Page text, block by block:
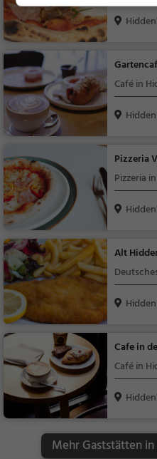
Café in
Pizzeria
Pizzeria
Alt
Cafe in
Café in
Mehr Gaststätten